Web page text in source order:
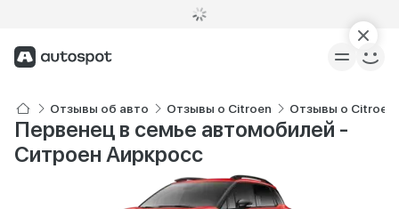
Отзывы об авто Отзывы о Citroen Отзывы о Citroen
Первенец в семье автомобилей -
Ситроен Аиркросс